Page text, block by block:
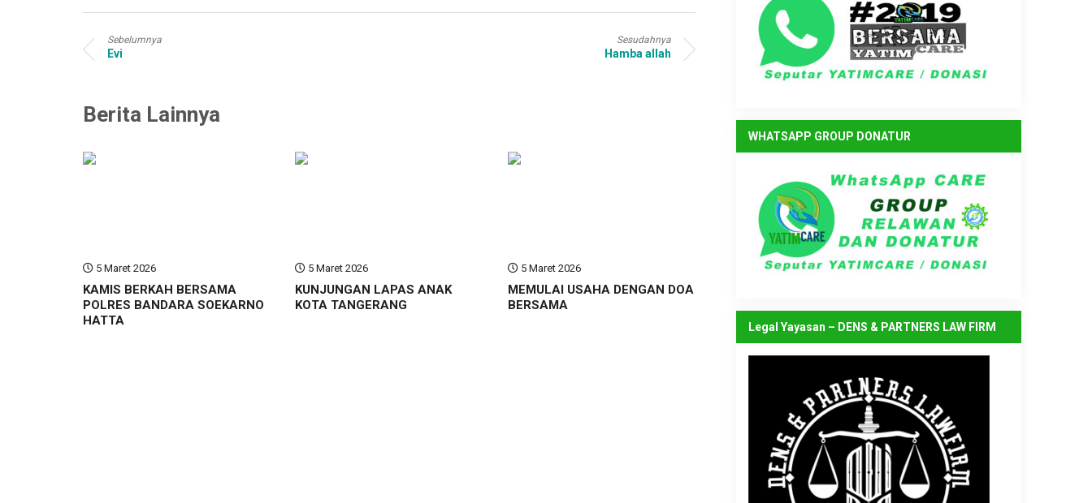
Sebelumnya
Evi
Sesudahnya
Hamba allah
Berita Lainnya
5 Maret 2026
KAMIS BERKAH BERSAMA
POLRES BANDARA SOEKARNO
HATTA
5 Maret 2026
KUNJUNGAN LAPAS ANAK
KOTA TANGERANG
5 Maret 2026
MEMULAI USAHA DENGAN DOA
BERSAMA
WHATSAPP GROUP DONATUR
Legal Yayasan – DENS & PARTNERS LAW FIRM